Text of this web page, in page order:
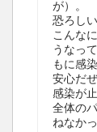
が）。
恐ろし
こんな
うなっ
もに感
安心だ
感染が
全体の
ねなか